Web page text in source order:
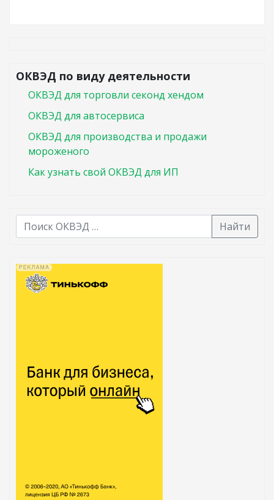
ОКВЭД по виду деятельности
ОКВЭД для торговли секонд хендом
ОКВЭД для автосервиса
ОКВЭД для производства и продажи
мороженого
Как узнать свой ОКВЭД для ИП
Найти
В списке найденных результатов используйте